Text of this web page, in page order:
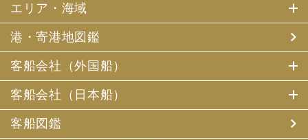
エリア・海域
港・寄港地図鑑
客船会社（外国船）
客船会社（日本船）
客船図鑑